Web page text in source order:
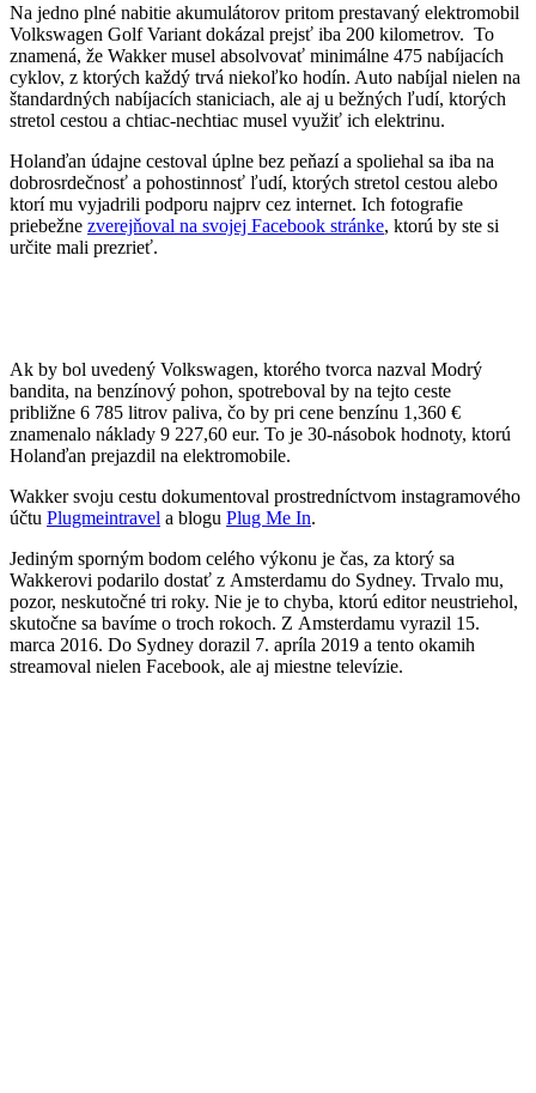
Na jedno plné nabitie akumulátorov pritom prestavaný elektromobil
Volkswagen Golf Variant dokázal prejsť iba 200 kilometrov. To
znamená, že Wakker musel absolvovať minimálne 475 nabíjacích
cyklov, z ktorých každý trvá niekoľko hodín. Auto nabíjal nielen na
štandardných nabíjacích staniciach, ale aj u bežných ľudí, ktorých
stretol cestou a chtiac-nechtiac musel využiť ich elektrinu.
Holanďan údajne cestoval úplne bez peňazí a spoliehal sa iba na
dobrosrdečnosť a pohostinnosť ľudí, ktorých stretol cestou alebo
ktorí mu vyjadrili podporu najprv cez internet. Ich fotografie
priebežne zverejňoval na svojej Facebook stránke, ktorú by ste si
určite mali prezrieť.
Ak by bol uvedený Volkswagen, ktorého tvorca nazval Modrý
bandita, na benzínový pohon, spotreboval by na tejto ceste
približne 6 785 litrov paliva, čo by pri cene benzínu 1,360 €
znamenalo náklady 9 227,60 eur. To je 30-násobok hodnoty, ktorú
Holanďan prejazdil na elektromobile.
Wakker svoju cestu dokumentoval prostredníctvom instagramového
účtu Plugmeintravel a blogu Plug Me In.
Jediným sporným bodom celého výkonu je čas, za ktorý sa
Wakkerovi podarilo dostať z Amsterdamu do Sydney. Trvalo mu,
pozor, neskutočné tri roky. Nie je to chyba, ktorú editor neustriehol,
skutočne sa bavíme o troch rokoch. Z Amsterdamu vyrazil 15.
marca 2016. Do Sydney dorazil 7. apríla 2019 a tento okamih
streamoval nielen Facebook, ale aj miestne televízie.